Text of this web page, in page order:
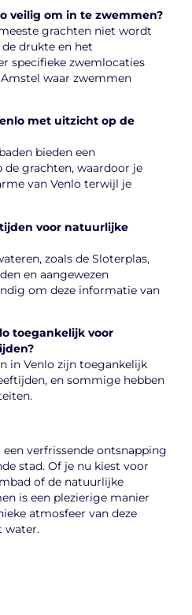
veilig om in te zwemmen?
grachten niet wordt
drukte en het
specifieke zwemlocaties
waar zwemmen
met uitzicht op de
bieden een
grachten, waardoor je
van Venlo terwijl je
voor natuurlijke
zoals de Sloterplas,
en aangewezen
om deze informatie van
toegankelijk voor
in Venlo zijn toegankelijk
en sommige hebben
een verfrissende ontsnapping
stad. Of je nu kiest voor
of de natuurlijke
is een plezierige manier
atmosfeer van deze
water.